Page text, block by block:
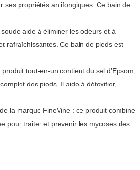
ses propriétés antifongiques. Ce bain de
aide à éliminer les odeurs et à
rafraîchissantes. Ce bain de pieds est
tout-en-un contient du sel d’Epsom,
des pieds. Il aide à détoxifier,
la marque FineVine : ce produit combine
pour traiter et prévenir les mycoses des